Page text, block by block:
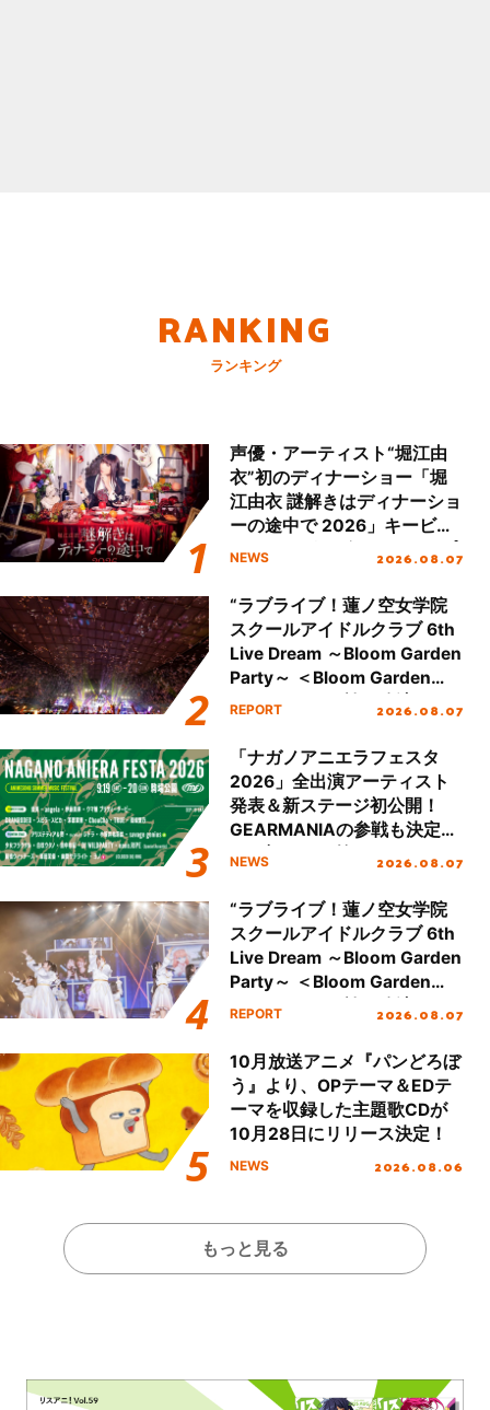
RANKING
ランキング
声優・アーティスト“堀江由
衣”初のディナーショー「堀
江由衣 謎解きはディナーショ
ーの途中で 2026」キービジ
ュアル＆グッズラインナップ
NEWS 2026.08.07
“ラブライブ！蓮ノ空女学院
スクールアイドルクラブ 6th
Live Dream ～Bloom Garden
Party～ ＜Bloom Garden
Party Stage／埼玉公演＞”
REPORT 2026.08.07
「ナガノアニエラフェスタ
2026」全出演アーティスト
発表＆新ステージ初公開！
GEARMANIAの参戦も決定
し、初となる第3ステージの
NEWS 2026.08.07
“ラブライブ！蓮ノ空女学院
スクールアイドルクラブ 6th
Live Dream ～Bloom Garden
Party～ ＜Bloom Garden
Party Stage／埼玉公演＞”
REPORT 2026.08.07
10月放送アニメ『パンどろぼ
う』より、OPテーマ＆EDテ
ーマを収録した主題歌CDが
10月28日にリリース決定！
NEWS 2026.08.06
もっと見る